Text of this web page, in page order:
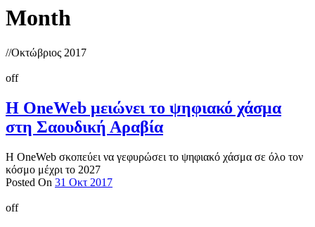
Month
//Οκτώβριος 2017
off
Η OneWeb μειώνει το ψηφιακό χάσμα
στη Σαουδική Αραβία
Η OneWeb σκοπεύει να γεφυρώσει το ψηφιακό χάσμα σε όλο τον
κόσμο μέχρι το 2027
Posted On 31 Οκτ 2017
off